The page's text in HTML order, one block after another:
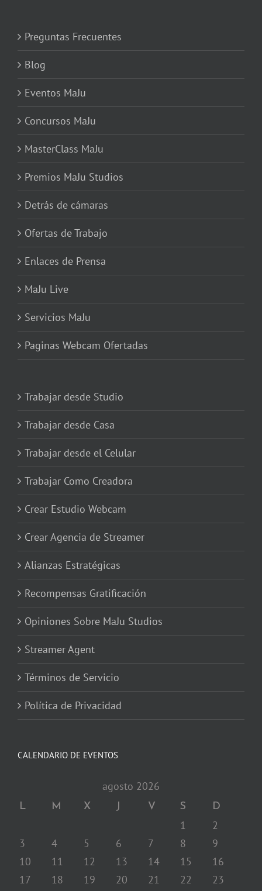
Preguntas Frecuentes
Blog
Eventos MaJu
Concursos MaJu
MasterClass MaJu
Premios MaJu Studios
Detrás de cámaras
Ofertas de Trabajo
Enlaces de Prensa
MaJu Live
Servicios MaJu
Paginas Webcam Ofertadas
Trabajar desde Studio
Trabajar desde Casa
Trabajar desde el Celular
Trabajar Como Creadora
Crear Estudio Webcam
Crear Agencia de Streamer
Alianzas Estratégicas
Recompensas Gratificación
Opiniones Sobre MaJu Studios
Streamer Agent
Términos de Servicio
Política de Privacidad
CALENDARIO DE EVENTOS
agosto 2026
L M X J V S D
1
2
3
4 5 6 7 8
9
10
11 12 13 14 15
16
17
18 19 20 21 22 23